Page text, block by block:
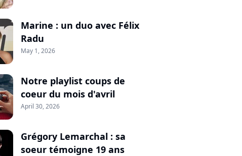
Marine : un duo avec Félix
Radu
May 1, 2026
Notre playlist coups de
coeur du mois d'avril
April 30, 2026
Grégory Lemarchal : sa
soeur témoigne 19 ans